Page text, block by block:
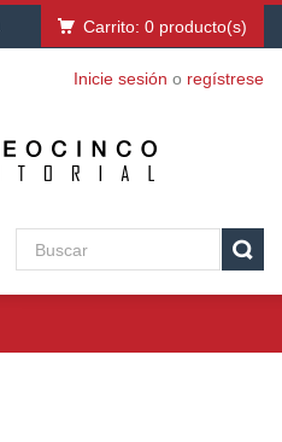
Carrito: 0 producto(s)
Inicie sesión o regístrese